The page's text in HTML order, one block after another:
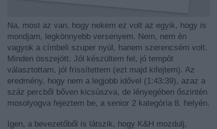
Na, most az van, hogy nekem ez volt az egyik, hogy is
mondjam, legkönnyebb versenyem. Nem, nem én
vagyok a címbeli szuper nyúl, hanem szerencsém volt.
Minden összejött. Jól készültem fel, jó tempót
választottam, jól frissítettem (ezt majd kifejtem). Az
eredmény, hogy nem a legjobb idővel (1:43:39), azaz a
száz percből bőven kicsúszva, de lényegében őszintén
mosolyogva fejeztem be, a senior 2 kategória 8. helyén.
Igen, a bevezetőből is látszik, hogy K&H mozdulj,